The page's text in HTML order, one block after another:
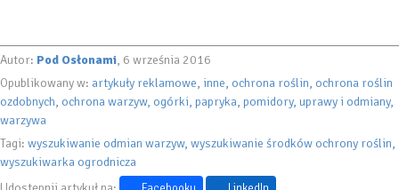
Autor: Pod Osłonami, 6 września 2016
Opublikowany w: artykuły reklamowe inne ochrona roślin ochrona roślin
ozdobnych ochrona warzyw ogórki papryka pomidory uprawy i odmiany
warzywa
Tagi: wyszukiwanie odmian warzyw wyszukiwanie środków ochrony roślin
wyszukiwarka ogrodnicza